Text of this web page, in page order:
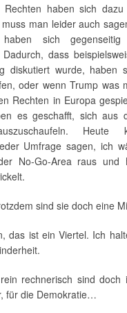
Rechten haben sich
man leider auch
sich
dass
diskutiert wurde, haben
oder wenn Trump was
Rechten in Europa
es geschafft, sich aus
Heute
Umfrage sagen, ich
No-Go-Area raus und
sind sie doch eine
das ist ein Viertel. Ich
rechnerisch sind doch
für die Demokratie…